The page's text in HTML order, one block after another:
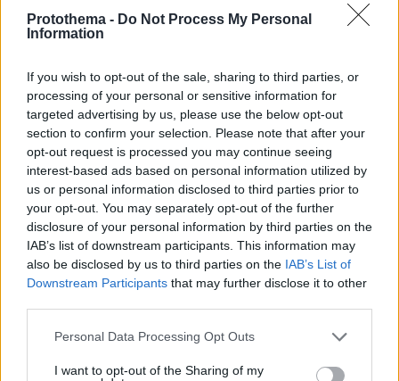
Protothema - Do Not Process My Personal
Information
If you wish to opt-out of the sale, sharing to third parties, or
processing of your personal or sensitive information for
targeted advertising by us, please use the below opt-out
section to confirm your selection. Please note that after your
opt-out request is processed you may continue seeing
interest-based ads based on personal information utilized by
us or personal information disclosed to third parties prior to
your opt-out. You may separately opt-out of the further
disclosure of your personal information by third parties on the
IAB’s list of downstream participants. This information may
also be disclosed by us to third parties on the IAB’s List of
Downstream Participants that may further disclose it to other
Please note that this website/app uses one or more Google
not limited to your visit or usage behaviour. You may click to
Personal Data Processing Opt Outs
I want to opt-out of the Sharing of my
Όταν η θωρακισμένη BMW δεν κατάφερε να
προστατεύσει τον Ζαμπούνη από τις σφαίρες
07.08.2026, 14:35